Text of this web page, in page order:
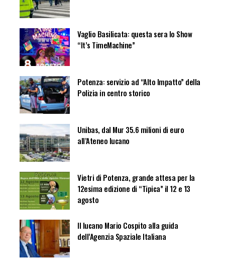
Vaglio Basilicata: questa sera lo Show
“It’s TimeMachine”
Potenza: servizio ad “Alto Impatto” della
Polizia in centro storico
Unibas, dal Mur 35.6 milioni di euro
all’Ateneo lucano
Vietri di Potenza, grande attesa per la
12esima edizione di “Tipica” il 12 e 13
agosto
Il lucano Mario Cospito alla guida
dell’Agenzia Spaziale Italiana